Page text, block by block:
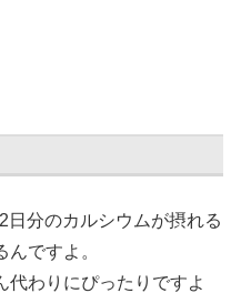
分のカルシウムが摂れる
ですよ。
代わりにぴったりですよ